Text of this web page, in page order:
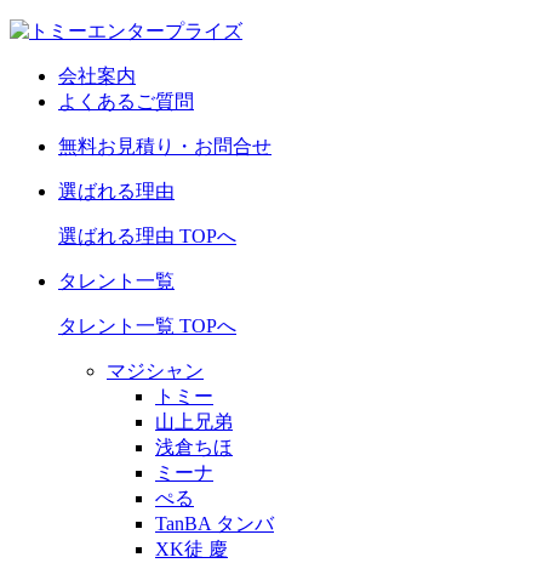
会社案内
よくあるご質問
無料お見積り・お問合せ
選ばれる理由
選ばれる理由 TOPへ
タレント一覧
タレント一覧 TOPへ
マジシャン
トミー
山上兄弟
浅倉ちほ
ミーナ
ぺる
TanBA タンバ
XK徒 慶